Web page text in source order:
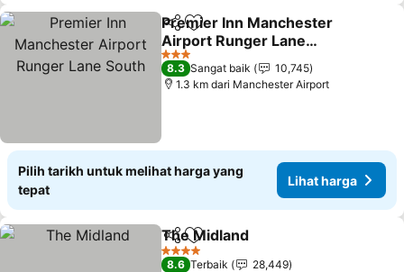
KongsiTambah ke favorit
Premier Inn Manchester
Airport Runger Lane
South
Lihat harga
3 Bintang
8.3 Sangat baik
10,745
1.3 km dari Manchester Airport
Pilih tarikh untuk melihat harga yang
tepat
Lihat harga
KongsiTambah ke favorit
The Midland
4 Bintang
8.6 Terbaik
28,449